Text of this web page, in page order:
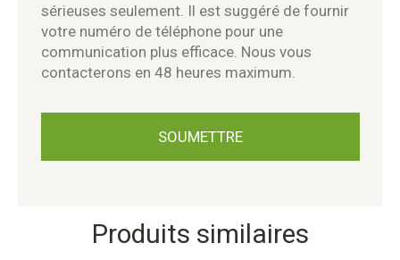
sérieuses seulement. Il est suggéré de fournir
votre numéro de téléphone pour une
communication plus efficace. Nous vous
contacterons en 48 heures maximum.
Produits similaires